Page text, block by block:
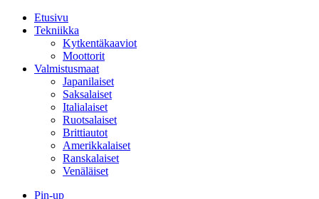
Etusivu
Tekniikka
Kytkentäkaaviot
Moottorit
Valmistusmaat
Japanilaiset
Saksalaiset
Italialaiset
Ruotsalaiset
Brittiautot
Amerikkalaiset
Ranskalaiset
Venäläiset
Pin-up